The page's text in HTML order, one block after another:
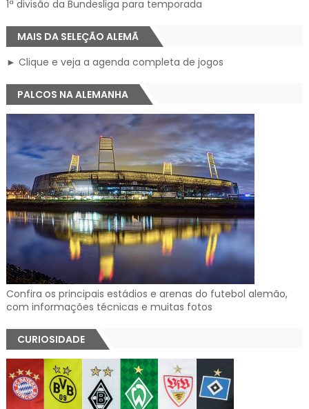
1ª divisão da Bundesliga para temporada
MAIS DA SELEÇÃO ALEMÃ
► Clique e veja a agenda completa de jogos
PALCOS NA ALEMANHA
Confira os principais estádios e arenas do futebol alemão,
com informações técnicas e muitas fotos
CURIOSIDADE